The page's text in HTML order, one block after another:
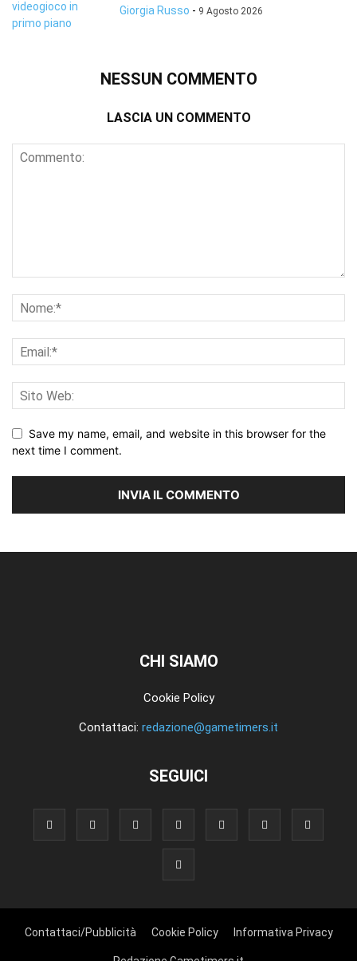
Giorgia Russo - 9 Agosto 2026
NESSUN COMMENTO
LASCIA UN COMMENTO
Save my name, email, and website in this browser for the
next time I comment.
CHI SIAMO
Cookie Policy
Contattaci: redazione@gametimers.it
SEGUICI
Contattaci/Pubblicità Cookie Policy Informativa Privacy